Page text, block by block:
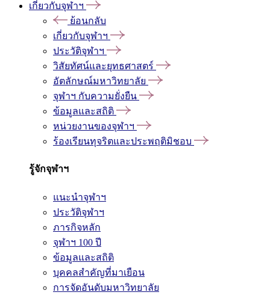
เกี่ยวกับจุฬาฯ
ย้อนกลับ
เกี่ยวกับจุฬาฯ
ประวัติจุฬาฯ
วิสัยทัศน์และยุทธศาสตร์
อัตลักษณ์มหาวิทยาลัย
จุฬาฯ กับความยั่งยืน
ข้อมูลและสถิติ
หน่วยงานของจุฬาฯ
ร้องเรียนทุจริตและประพฤติมิชอบ
รู้จักจุฬาฯ
แนะนำจุฬาฯ
ประวัติจุฬาฯ
ภารกิจหลัก
จุฬาฯ 100 ปี
ข้อมูลและสถิติ
บุคคลสำคัญที่มาเยือน
การจัดอันดับมหาวิทยาลัย